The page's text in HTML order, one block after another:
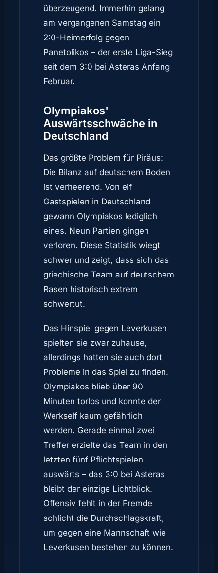
überzeugend. Immerhin gelang
am vergangenen Samstag ein
2:0-Heimerfolg gegen
Panetolikos – der erste Liga-Sieg
seit dem 3:0 bei Asteras Anfang
Februar.
Olympiakos'
Auswärtsschwäche in
Deutschland
Das größte Problem für Piräus:
Die Bilanz auf deutschem Boden
ist verheerend. Von elf
Gastspielen in Deutschland
gewann Olympiakos lediglich
eines. Neun Partien gingen
verloren. Diese Statistik wiegt
schwer und zeigt, dass sich das
griechische Team auf deutschem
Rasen historisch extrem
schwertut.
Das Hinspiel gegen Leverkusen
spielten sie zwar zuhause,
allerdings hatten sie auch dort
Probleme in das Spiel zu finden.
Olympiakos blieb über 90
Minuten torlos und konnte der
Werkself kaum gefährlich
werden. Gerade einmal zwei
Treffer erzielte das Team in den
letzten fünf Pflichtspielen
auswärts – das 3:0 bei Asteras
bleibt der einzige Lichtblick.
Offensiv fehlt in der Fremde
schlicht die Durchschlagskraft,
um gegen eine Mannschaft wie
Leverkusen bestehen zu können.